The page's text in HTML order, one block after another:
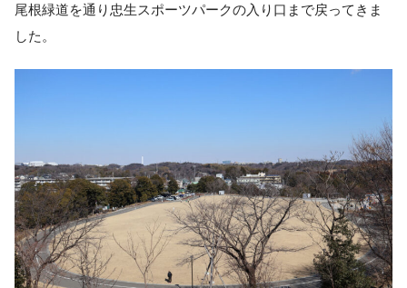
尾根緑道を通り忠生スポーツパークの入り口まで戻ってきま
した。